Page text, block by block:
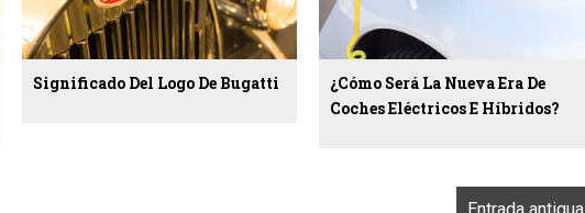
Significado Del Logo De Bugatti
¿Cómo Será La Nueva Era De
Coches Eléctricos E Híbridos?